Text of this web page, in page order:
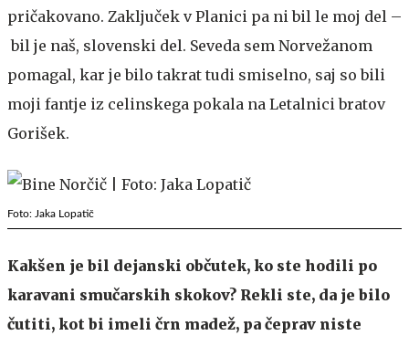
pričakovano. Zaključek v Planici pa ni bil le moj del –
bil je naš, slovenski del. Seveda sem Norvežanom
pomagal, kar je bilo takrat tudi smiselno, saj so bili
moji fantje iz celinskega pokala na Letalnici bratov
Gorišek.
Foto: Jaka Lopatič
Kakšen je bil dejanski občutek, ko ste hodili po
karavani smučarskih skokov? Rekli ste, da je bilo
čutiti, kot bi imeli črn madež, pa čeprav niste